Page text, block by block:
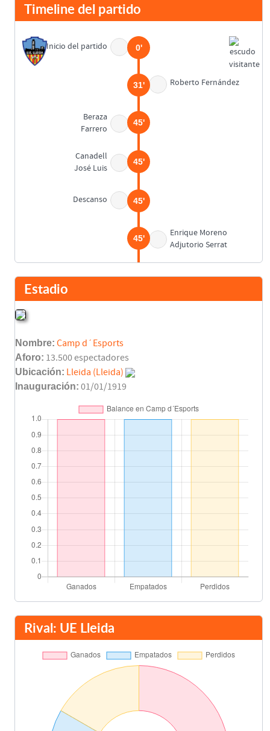
Timeline del partido
Inicio del partido 0'
Roberto Fernández
31'
Beraza
Farrero
45'
Canadell
José Luis
45'
Descanso 45'
Enrique Moreno
Adjutorio Serrat
45'
45'
Juan José Urruti
José Carlos Granero
Salvador Ribes
Sixto Casabona
45'
85'
Final del partido
Estadio
Nombre: Camp d´Esports
Aforo: 13.500 espectadores
Ubicación: Lleida (Lleida)
Inauguración: 01/01/1919
Rival: UE Lleida